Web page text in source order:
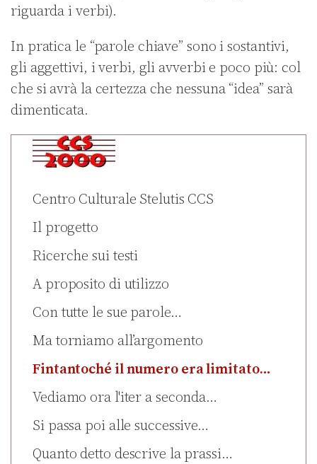
riguarda i verbi).
In pratica le “parole chiave” sono i sostantivi,
gli aggettivi, i verbi, gli avverbi e poco più: col
che si avrà la certezza che nessuna “idea” sarà
dimenticata.
Centro Culturale Stelutis CCS
Il progetto
Ricerche sui testi
A proposito di utilizzo
Con tutte le sue parole…
Ma torniamo all’argomento
Fintantoché il numero era limitato…
Vediamo ora l'iter a seconda…
Si passa poi alle successive…
Quanto detto descrive la prassi…